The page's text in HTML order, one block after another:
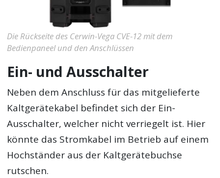
Die Rückseite des Cerwin-Vega CVE-12 mit dem
Bedienpaneel und den Anschlüssen
Ein- und Ausschalter
Neben dem Anschluss für das mitgelieferte
Kaltgerätekabel befindet sich der Ein-
Ausschalter, welcher nicht verriegelt ist. Hier
könnte das Stromkabel im Betrieb auf einem
Hochständer aus der Kaltgerätebuchse
rutschen.